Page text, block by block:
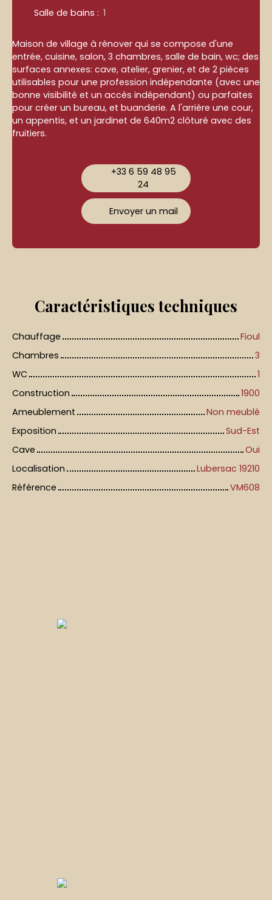
Salle de bains : 1
Maison de village à rénover qui se compose d'une
entrée, cuisine, salon, 3 chambres, salle de bain, wc; des
surfaces annexes: cave, atelier, grenier, et de 2 pièces
utilisables pour une profession indépendante (avec une
bonne visibilité et un accès indépendant) ou parfaites
pour créer un bureau, et buanderie. A l'arrière une cour,
un appentis, et un jardinet de 640m2 clôturé avec des
fruitiers.
+33 6 59 48 95
24
Envoyer un mail
Caractéristiques techniques
Chauffage
Fioul
Chambres
3
WC
1
Construction
1900
Ameublement
Non meublé
Exposition
Sud-Est
Cave
Oui
Localisation
Lubersac 19210
Référence
VM608